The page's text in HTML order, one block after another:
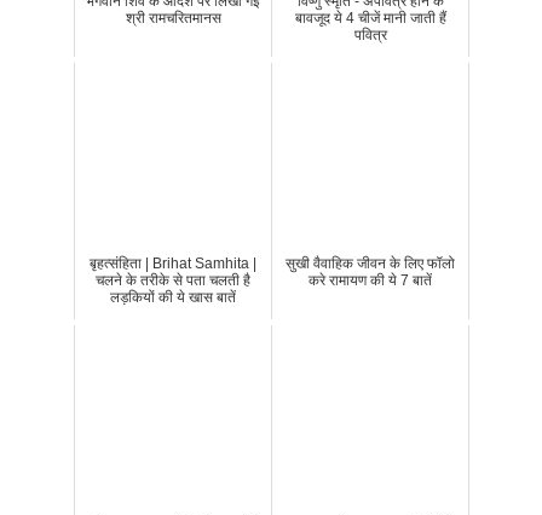
श्री रामचरितमानस
बावजूद ये 4 चीजें मानी जाती हैं
पवित्र
बृहत्संहिता | Brihat Samhita |
चलने के तरीके से पता चलती है
लड़कियों की ये खास बातें
सुखी वैवाहिक जीवन के लिए फॉलो
करे रामायण की ये 7 बातें